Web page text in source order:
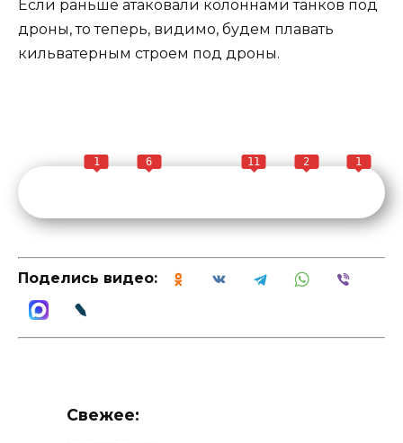
Если раньше атаковали колоннами танков под
дроны, то теперь, видимо, будем плавать
кильватерным строем под дроны.
1 6 11 2 1
Поделись видео:
Свежее: